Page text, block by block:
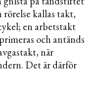
rörelse kallas takt,
en arbetstakt
och antänds
när
Det är därför